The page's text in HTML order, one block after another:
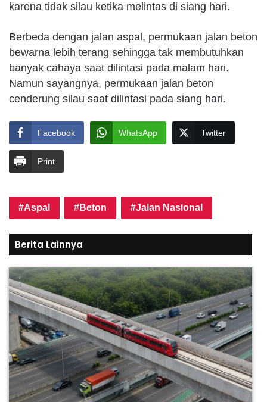
karena tidak silau ketika melintas di siang hari.
Berbeda dengan jalan aspal, permukaan jalan beton
bewarna lebih terang sehingga tak membutuhkan
banyak cahaya saat dilintasi pada malam hari.
Namun sayangnya, permukaan jalan beton
cenderung silau saat dilintasi pada siang hari.
Facebook WhatsApp Twitter
Print
Aspal Beton Jalan Nasional
Berita Lainnya